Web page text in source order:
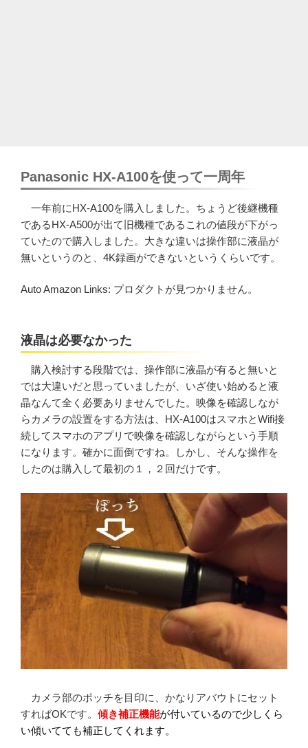
Panasonic HX-A100を使って一周年
一年前にHX-A100を購入しました。ちょうど後継機種
であるHX-A500が出て旧機種であるこれの値段が下がっ
ていたので購入しました。大きな違いは操作部に液晶が
無いというのと、4K録画ができないというくらいです。
Auto Amazon Links: プロダクトが見つかりません。
液晶は必要なかった
購入検討する段階では、操作部に液晶が有ると無いと
では大違いだと思っていましたが、いざ使い始めると液
晶なんて全く必要ありませんでした。映像を確認しなが
らカメラの設置をする方法は、HX-A100はスマホとWifi接
続してスマホのアプリで映像を確認しながらという手順
になります。確かに面倒ですね。しかし、そんな操作を
したのは購入して最初の１，２回だけです。
カメラ部のポッチを目印に、かなりアバウトにセット
すればOKです。 傾き補正機能が付いているので少しくら
い傾いてても補正してくれます。